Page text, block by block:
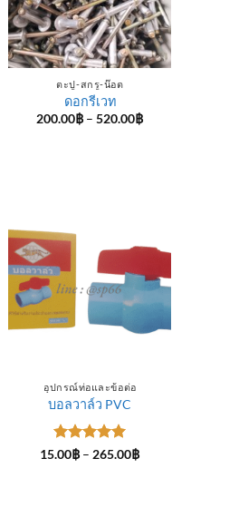
ตะปู-สกรู-น๊อต
ดอกรีเวท
200.00฿ – 520.00฿Price
อุปกรณ์ท่อและข้อต่อ
บอลวาล์ว PVC
ให้คะแนน
15.00฿ – 265.00฿Price